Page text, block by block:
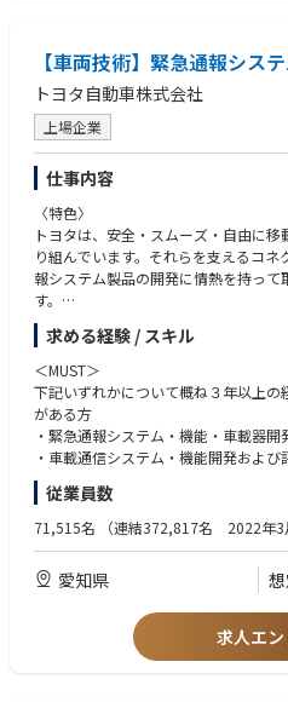
【車両技術】緊急通報シス
トヨタ自動車株式会社
上場企業
仕事内容
〈特色〉
トヨタは、安全・スムーズ・自由に
り組んでいます。それらを支えるコ
報システム製品の開発に情熱を持っ
す。
＜概要＞
緊急通報システムは、車両事故等が発
報センターを介して、警察や消防へ
です。高い堅牢性を有した「つながる
リティ社会の発展に貢献するため、緊
す。
ステムを車載通信機（DCM）とクラ
ター）が連携しながら開発を行ってい
・車載用通信システム・製品開発お
・DCMシステム、車両、クラウドセン
求める経験 / スキル
＜MUST＞
下記いずれかについて概ね３年以上
がある方
・緊急通報システム・機能・車載器開
・車載通信システム・機能開発および
＜WANT＞
・家電、情報、産用、車載用製品開発
ソフトウェア開発
・製品もしくはシステム開発におけ
・車載ECU開発、仕様・ソフトウェア
・通信端末機器開発経験
・製品開発におけるプロジェクトマネ
従業員数
71,515名 （連結372,817名 2022年3
愛知県
求人エ